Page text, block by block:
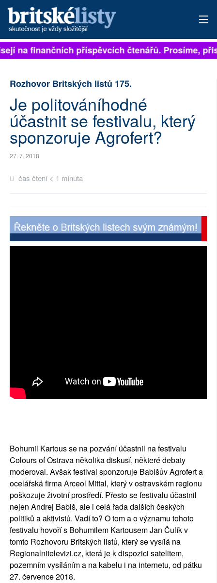
PŘIHLÁSIT
ROZHOVORY
TÉMATA
SOCIÁLNÍ SÍTĚ
na finančních příspěvcích čtenářů. Prosíme,
Rozhovor Britských listů 175.
Je politováníhodné
účastnit se festivalu, který
sponzoruje Agrofert?
27. 7. 2018
čas čtení < 1 minuta
Bohumil Kartous se na pozvání účastnil na festivalu
Colours of Ostrava několika diskusí, některé debaty
moderoval. Avšak festival sponzoruje Babišův Agrofert a
ocelářská firma Arceol Mittal, který v ostravském regionu
poškozuje životní prostředí. Přesto se festivalu účastnil
nejen Andrej Babiš, ale i celá řada dalších českých
politiků a aktivistů. Vadí to? O tom a o významu tohoto
festivalu hovoří s Bohumilem Kartousem Jan Čulík v
tomto Rozhovoru Britských listů, který se vysílá na
Regionalnitelevizi.cz, která je k dispozici satelitem,
pozemním vysíláním a na kabelu i na internetu, od pátku
27. července 2018.